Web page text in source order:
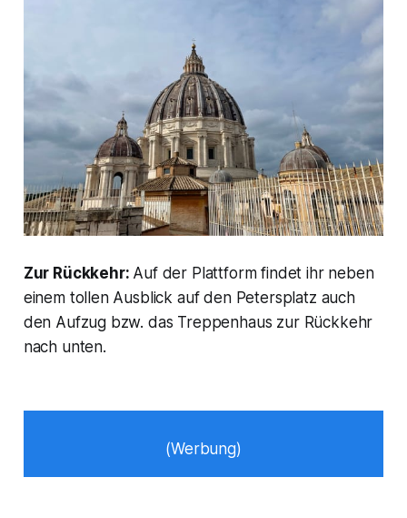
Zur Rückkehr: Auf der Plattform findet ihr neben
einem tollen Ausblick auf den Petersplatz auch
den Aufzug bzw. das Treppenhaus zur Rückkehr
nach unten.
(Werbung)